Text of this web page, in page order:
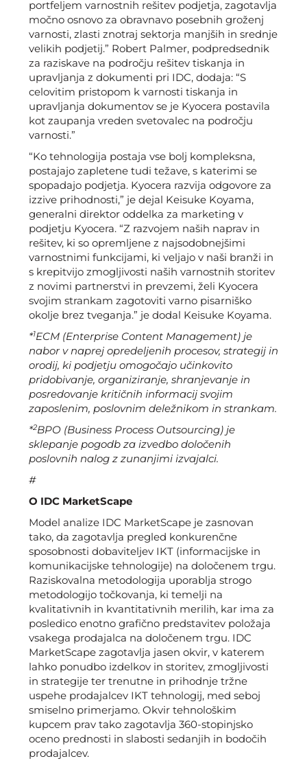
portfeljem varnostnih rešitev podjetja, zagotavlja
močno osnovo za obravnavo posebnih groženj
varnosti, zlasti znotraj sektorja manjših in srednje
velikih podjetij.” Robert Palmer, podpredsednik
za raziskave na področju rešitev tiskanja in
upravljanja z dokumenti pri IDC, dodaja: “S
celovitim pristopom k varnosti tiskanja in
upravljanja dokumentov se je Kyocera postavila
kot zaupanja vreden svetovalec na področju
varnosti.”
“Ko tehnologija postaja vse bolj kompleksna,
postajajo zapletene tudi težave, s katerimi se
spopadajo podjetja. Kyocera razvija odgovore za
izzive prihodnosti,” je dejal Keisuke Koyama,
generalni direktor oddelka za marketing v
podjetju Kyocera. “Z razvojem naših naprav in
rešitev, ki so opremljene z najsodobnejšimi
varnostnimi funkcijami, ki veljajo v naši branži in
s krepitvijo zmogljivosti naših varnostnih storitev
z novimi partnerstvi in prevzemi, želi Kyocera
svojim strankam zagotoviti varno pisarniško
okolje brez tveganja.” je dodal Keisuke Koyama.
*1ECM (Enterprise Content Management) je
nabor v naprej opredeljenih procesov, strategij in
orodij, ki podjetju omogočajo učinkovito
pridobivanje, organiziranje, shranjevanje in
posredovanje kritičnih informacij svojim
zaposlenim, poslovnim deležnikom in strankam.
*2BPO (Business Process Outsourcing) je
sklepanje pogodb za izvedbo določenih
poslovnih nalog z zunanjimi izvajalci.
#
O IDC MarketScape
Model analize IDC MarketScape je zasnovan
tako, da zagotavlja pregled konkurenčne
sposobnosti dobaviteljev IKT (informacijske in
komunikacijske tehnologije) na določenem trgu.
Raziskovalna metodologija uporablja strogo
metodologijo točkovanja, ki temelji na
kvalitativnih in kvantitativnih merilih, kar ima za
posledico enotno grafično predstavitev položaja
vsakega prodajalca na določenem trgu. IDC
MarketScape zagotavlja jasen okvir, v katerem
lahko ponudbo izdelkov in storitev, zmogljivosti
in strategije ter trenutne in prihodnje tržne
uspehe prodajalcev IKT tehnologij, med seboj
smiselno primerjamo. Okvir tehnološkim
kupcem prav tako zagotavlja 360-stopinjsko
oceno prednosti in slabosti sedanjih in bodočih
prodajalcev.